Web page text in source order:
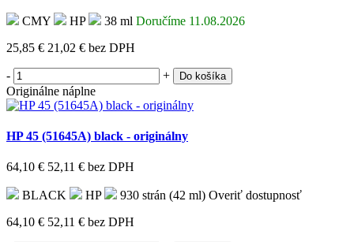
CMY HP 38 ml Doručíme 11.08.2026
25,85 € 21,02 € bez DPH
- + Do košíka
Originálne náplne
HP 45 (51645A) black - originálny
64,10 € 52,11 € bez DPH
BLACK HP 930 strán (42 ml) Overiť dostupnosť
64,10 € 52,11 € bez DPH